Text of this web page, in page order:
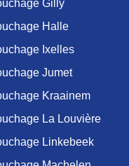
Gilly
Halle
Ixelles
Jumet
Kraainem
La Louvière
Linkebeek